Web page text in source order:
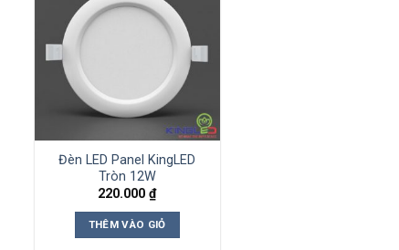
Đèn LED Panel KingLED
Tròn 12W
220.000₫
THÊM VÀO GIỎ